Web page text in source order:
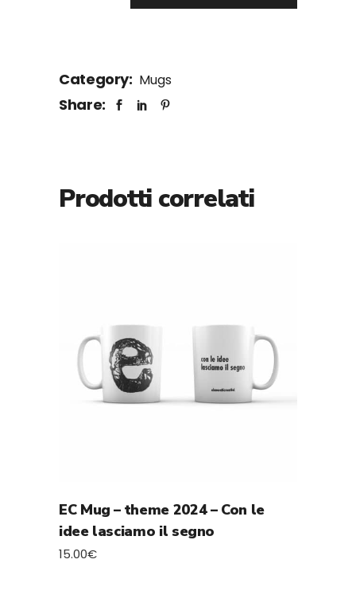
Category: Mugs
Share:
Prodotti correlati
EC Mug – theme 2024 – Con le
idee lasciamo il segno
15.00€